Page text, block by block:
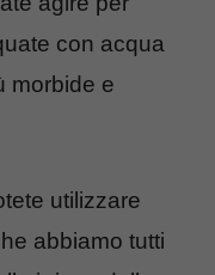
con acqua
morbide e
utilizzare
abbiamo tutti